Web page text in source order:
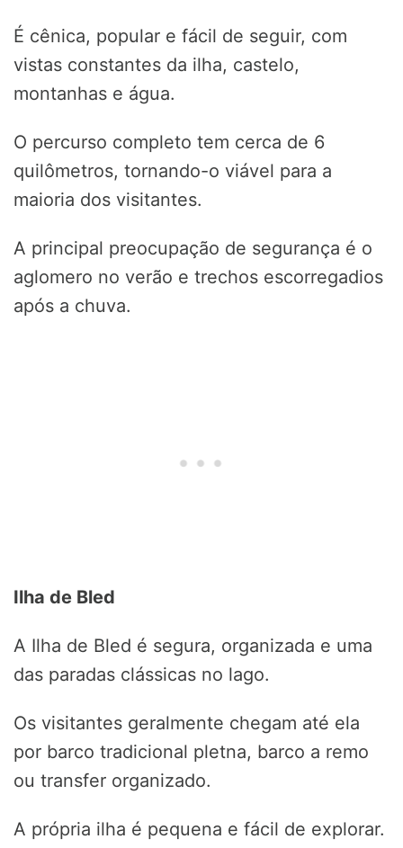
É cênica, popular e fácil de seguir, com
vistas constantes da ilha, castelo,
montanhas e água.
O percurso completo tem cerca de 6
quilômetros, tornando-o viável para a
maioria dos visitantes.
A principal preocupação de segurança é o
aglomero no verão e trechos escorregadios
após a chuva.
Ilha de Bled
A Ilha de Bled é segura, organizada e uma
das paradas clássicas no lago.
Os visitantes geralmente chegam até ela
por barco tradicional pletna, barco a remo
ou transfer organizado.
A própria ilha é pequena e fácil de explorar.